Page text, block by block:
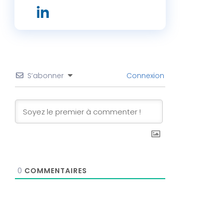
S’abonner Connexion
0 COMMENTAIRES